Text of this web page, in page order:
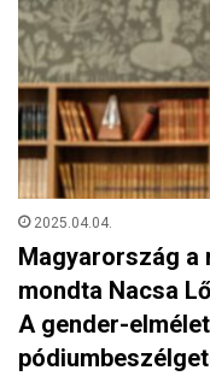
2025.04.04.
Magyarország a
mondta Nacsa
A gender-